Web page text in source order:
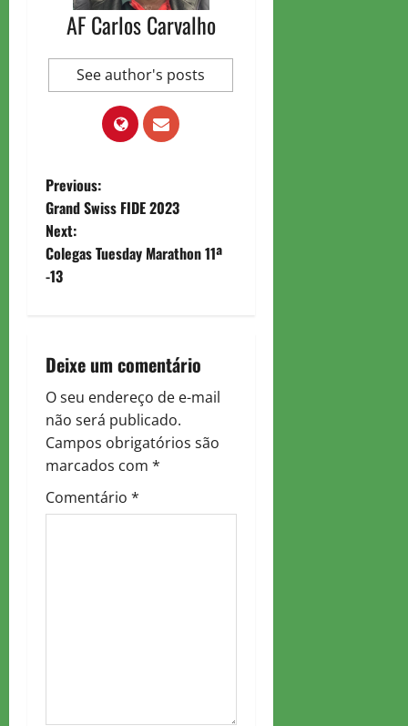
AF Carlos Carvalho
See author's posts
P
o
s
a
v
i
g
Previous:
Grand Swiss FIDE 2023
Next:
Colegas Tuesday Marathon 11ª
-13
Deixe um comentário
O seu endereço de e-mail
não será publicado.
Campos obrigatórios são
marcados com *
Comentário *